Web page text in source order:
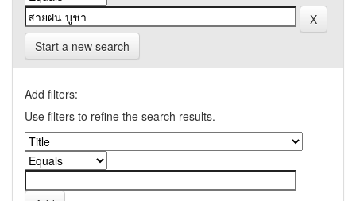
Start a new search
Add filters:
Use filters to refine the search results.